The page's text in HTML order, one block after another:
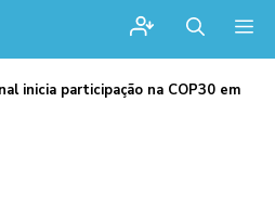
inicia participação na COP30 em